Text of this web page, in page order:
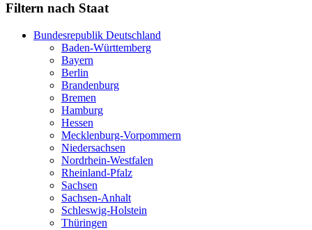
Filtern nach Staat
Bundesrepublik Deutschland
Baden-Württemberg
Bayern
Berlin
Brandenburg
Bremen
Hamburg
Hessen
Mecklenburg-Vorpommern
Niedersachsen
Nordrhein-Westfalen
Rheinland-Pfalz
Sachsen
Sachsen-Anhalt
Schleswig-Holstein
Thüringen